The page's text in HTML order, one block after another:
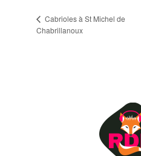
Cabrioles à St Michel de
Chabrillanoux